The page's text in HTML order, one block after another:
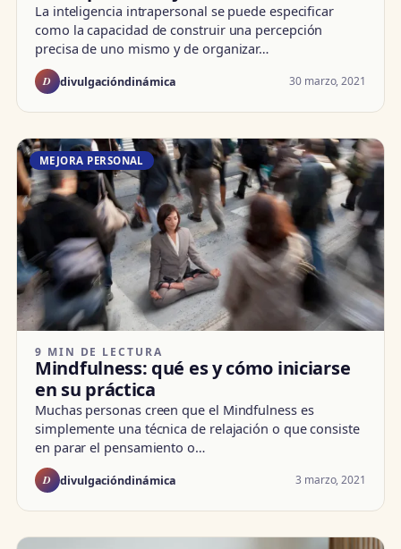
La inteligencia intrapersonal se puede especificar
como la capacidad de construir una percepción
precisa de uno mismo y de organizar…
D divulgacióndinámica 30 marzo, 2021
MEJORA PERSONAL
9 MIN DE LECTURA
Mindfulness: qué es y cómo iniciarse
en su práctica
Muchas personas creen que el Mindfulness es
simplemente una técnica de relajación o que consiste
en parar el pensamiento o…
D divulgacióndinámica 3 marzo, 2021